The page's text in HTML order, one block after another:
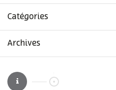
Catégories
Archives